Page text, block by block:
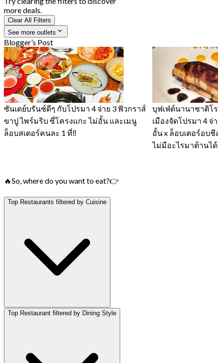
more deals.
Clear All Filters
See more outlets
Blogger’s Post
ซันเดย์บรันช์ดีๆ กับโปรมา 4 จ่าย 3 ฟัวกราส์
ขาปู ไพร์มริบ ซี่โครงแกะ ไม่อั้น และเมนู
ล็อบสเตอร์คนละ 1 ที่‼️
บุฟเฟ่ต์นานาชาติโ
เมืองจัดโปรมา 4 จ่
อั้น x ล็อบเตอร์อบ
ไม่มีอะไรมาต้านได้
🔥So, where do you want to eat?👉
Top Restaurants filtered by Cuisine
Top Restaurant filtered by Dining Style